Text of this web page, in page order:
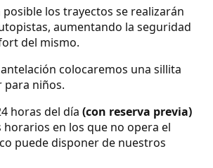
posible los trayectos se realizarán
aumentando la seguridad
del mismo.
colocaremos una sillita
para niños.
horas del día (con reserva previa)
horarios en los que no opera el
puede disponer de nuestros